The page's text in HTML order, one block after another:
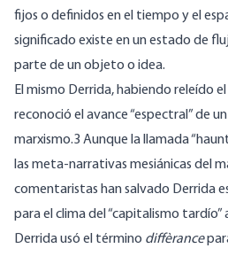
fijos o definidos en el tiempo y el
significado existe en un estado de
parte de un objeto o idea.
El mismo Derrida, habiendo releído el
reconoció el avance “espectral” de
marxismo.3 Aunque la llamada
las meta-narrativas mesiánicas del
comentaristas han salvado Derrida
para el clima del “capitalismo tardío”
Derrida usó el término diffèrance